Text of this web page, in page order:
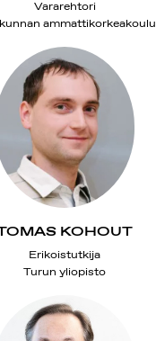
Vararehtori
ammattikorkeakoulu
KOHOUT
Erikoistutkija
Turun yliopisto